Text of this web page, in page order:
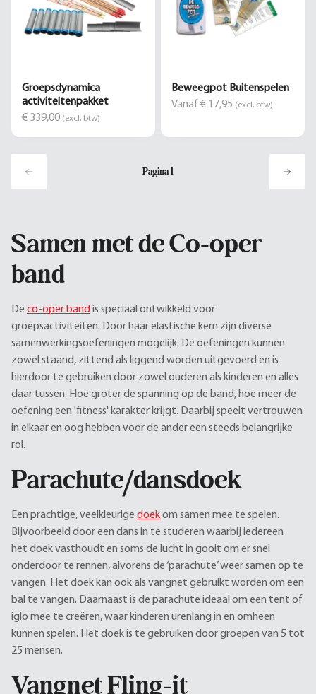
Groepsdynamica
activiteitenpakket
€ 339,00 (excl. btw)
Beweegpot Buitenspelen
Vanaf € 17,95 (excl. btw)
Pagina1
Samen met de Co-oper
band
De co-oper band is speciaal ontwikkeld voor
groepsactiviteiten. Door haar elastische kern zijn diverse
samenwerkingsoefeningen mogelijk. De oefeningen kunnen
zowel staand, zittend als liggend worden uitgevoerd en is
hierdoor te gebruiken door zowel ouderen als kinderen en alles
daar tussen. Hoe groter de spanning op de band, hoe meer de
oefening een 'fitness' karakter krijgt. Daarbij speelt vertrouwen
in elkaar en oog hebben voor de ander een steeds belangrijke
rol.
Parachute/dansdoek
Een prachtige, veelkleurige doekom samen mee te spelen.
Bijvoorbeeld door een dans in te studeren waarbij iedereen
het doek vasthoudt en soms de lucht in gooit om er snel
onderdoor te rennen, alvorens de ‘parachute’ weer samen op te
vangen. Het doek kan ook als vangnet gebruikt worden om een
bal te vangen. Daarnaast is de parachute ideaal om een tent of
iglo mee te creëren, waar kinderen urenlang in en omheen
kunnen spelen. Het doek is te gebruiken door groepen van 5 tot
25 mensen.
Vangnet Fling-it